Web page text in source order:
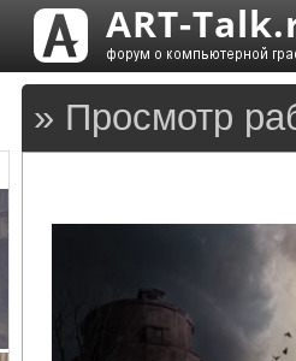
» Просмотр